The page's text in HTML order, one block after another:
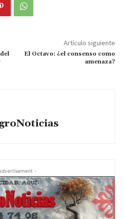
Artículo siguiente
El Octavo: ¿el consenso como
amenaza?
-